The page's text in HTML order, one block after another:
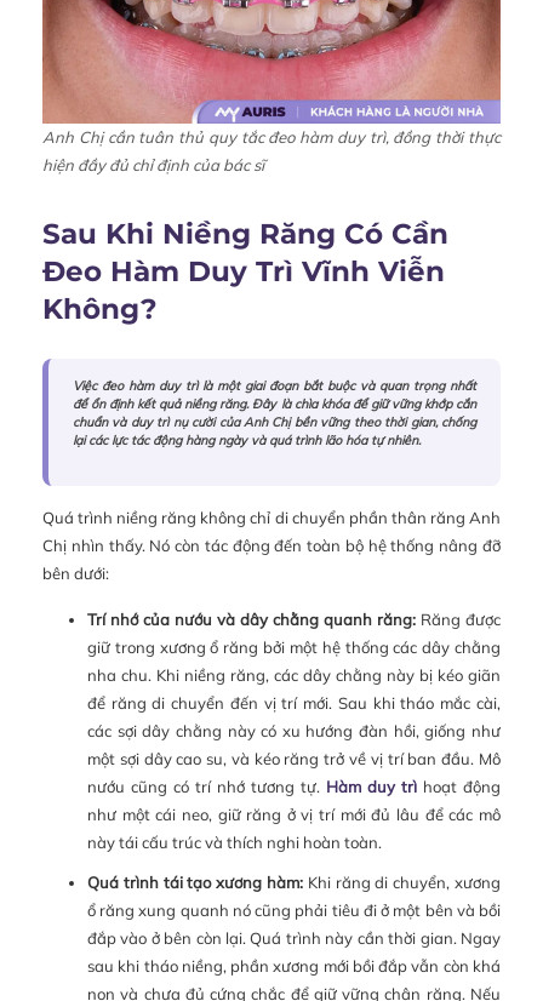
Anh Chị cần tuân thủ quy tắc đeo hàm duy trì, đồng thời thực
hiện đầy đủ chỉ định của bác sĩ
Sau Khi Niềng Răng Có Cần
Đeo Hàm Duy Trì Vĩnh Viễn
Không?
Việc đeo hàm duy trì là một giai đoạn bắt buộc và quan trọng nhất
để ổn định kết quả niềng răng. Đây là chìa khóa để giữ vững khớp cắn
chuẩn và duy trì nụ cười của Anh Chị bền vững theo thời gian, chống
lại các lực tác động hàng ngày và quá trình lão hóa tự nhiên.
Quá trình niềng răng không chỉ di chuyển phần thân răng Anh
Chị nhìn thấy. Nó còn tác động đến toàn bộ hệ thống nâng đỡ
bên dưới:
Trí nhớ của nướu và dây chằng quanh răng: Răng được
giữ trong xương ổ răng bởi một hệ thống các dây chằng
nha chu. Khi niềng răng, các dây chằng này bị kéo giãn
để răng di chuyển đến vị trí mới. Sau khi tháo mắc cài,
các sợi dây chằng này có xu hướng đàn hồi, giống như
một sợi dây cao su, và kéo răng trở về vị trí ban đầu. Mô
nướu cũng có trí nhớ tương tự. Hàm duy trì hoạt động
như một cái neo, giữ răng ở vị trí mới đủ lâu để các mô
này tái cấu trúc và thích nghi hoàn toàn.
Quá trình tái tạo xương hàm:Khi răng di chuyển, xương
ổ răng xung quanh nó cũng phải tiêu đi ở một bên và bồi
đắp vào ở bên còn lại. Quá trình này cần thời gian. Ngay
sau khi tháo niềng, phần xương mới bồi đắp vẫn còn khá
non và chưa đủ cứng chắc để giữ vững chân răng. Nếu